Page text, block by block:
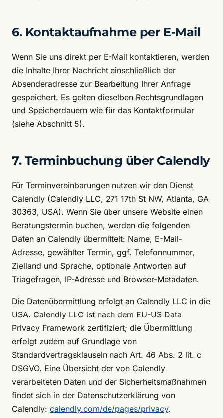
6. Kontaktaufnahme per E-Mail
Wenn Sie uns direkt per E-Mail kontaktieren, werden
die Inhalte Ihrer Nachricht einschließlich der
Absenderadresse zur Bearbeitung Ihrer Anfrage
gespeichert. Es gelten dieselben Rechtsgrundlagen
und Speicherdauern wie für das Kontaktformular
(siehe Abschnitt 5).
7. Terminbuchung über Calendly
Für Terminvereinbarungen nutzen wir den Dienst
Calendly (Calendly LLC, 271 17th St NW, Atlanta, GA
30363, USA). Wenn Sie über unsere Website einen
Beratungstermin buchen, werden die folgenden
Daten an Calendly übermittelt: Name, E-Mail-
Adresse, gewählter Termin, ggf. Telefonnummer,
Zielland und Sprache, optionale Antworten auf
Triagefragen, IP-Adresse und Browser-Metadaten.
Die Datenübermittlung erfolgt an Calendly LLC in die
USA. Calendly LLC ist nach dem EU-US Data
Privacy Framework zertifiziert; die Übermittlung
erfolgt zudem auf Grundlage von
Standardvertragsklauseln nach Art. 46 Abs. 2 lit. c
DSGVO. Eine Übersicht der von Calendly
verarbeiteten Daten und der Sicherheitsmaßnahmen
findet sich in der Datenschutzerklärung von
Calendly: calendly.com/de/pages/privacy.